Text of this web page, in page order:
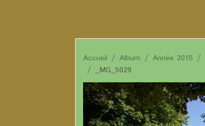
Accueil Album Année 2015
_MG_5029